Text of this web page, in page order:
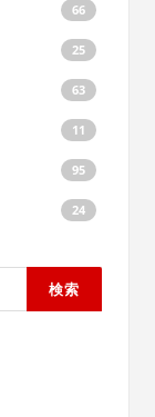
66
25
63
11
95
24